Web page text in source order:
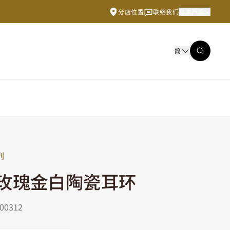
分店位置 联络我们
简
瑰金白陶瓷耳环